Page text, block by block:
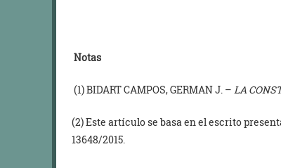
Notas
(1) BIDART CAMPOS, GERMAN J. – LA
(2) Este artículo se basa en el escrito
13648/2015.